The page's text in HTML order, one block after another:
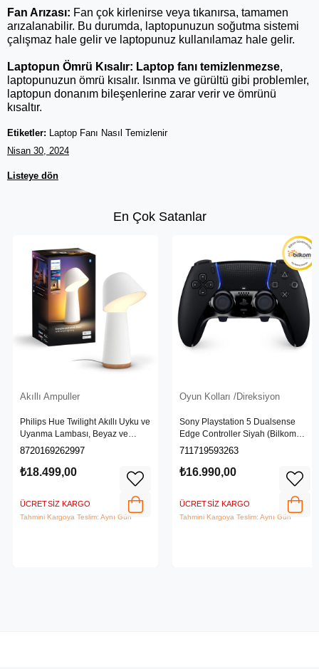
Fan Arızası: Fan çok kirlenirse veya tıkanırsa, tamamen
arızalanabilir. Bu durumda, laptopunuzun soğutma sistemi
çalışmaz hale gelir ve laptopunuz kullanılamaz hale gelir.
Laptopun Ömrü Kısalır: Laptop fanı temizlenmezse,
laptopunuzun ömrü kısalır. Isınma ve gürültü gibi problemler,
laptopun donanım bileşenlerine zarar verir ve ömrünü
kısaltır.
Etiketler: Laptop Fanı Nasıl Temizlenir
Nisan 30, 2024
Listeye dön
En Çok Satanlar
Akıllı Ampuller
Philips Hue Twilight Akıllı Uyku ve
Uyanma Lambası, Beyaz ve
Renkli Işık, Alexa, Apple Home ve
8720169262997
₺18.499,00
ÜCRETSIZ KARGO
Tahmini Kargoya Teslim: Aynı Gün
Oyun Kolları /Direksiyon
Sony Playstation 5 Dualsense
Edge Controller Siyah (Bilkom
Garantili)
711719593263
₺16.990,00
ÜCRETSIZ KARGO
Tahmini Kargoya Teslim: Aynı Gün